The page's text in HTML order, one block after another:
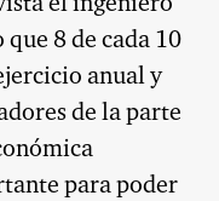
el ingeniero
8 de cada 10
anual y
de la parte
para poder